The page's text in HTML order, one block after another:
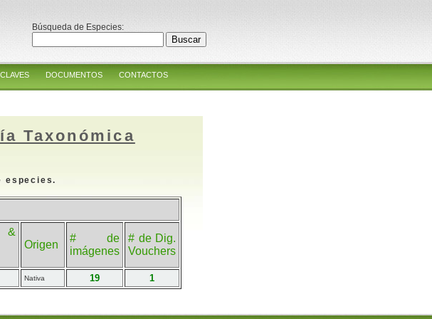
Búsqueda de Especies:
CLAVES DOCUMENTOS CONTACTOS
Taxonómica
especies.
&
Origen
# de
imágenes
# de Dig.
Vouchers
Nativa 19 1